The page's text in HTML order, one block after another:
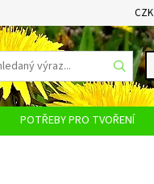
CZK
POTŘEBY PRO TVOŘENÍ